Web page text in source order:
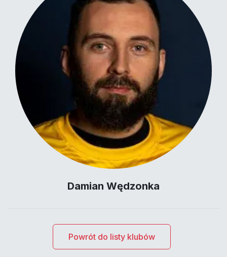
Damian Wędzonka
Powrót do listy klubów